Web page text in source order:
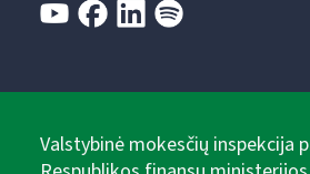
Valstybinė mokesčių inspekcija